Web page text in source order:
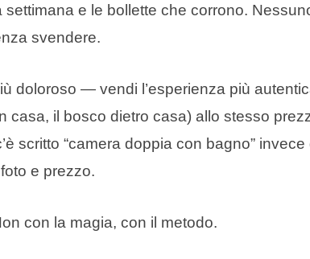
e le bollette che corrono.
svendere.
doloroso — vendi l’esperienza più
casa, il bosco dietro casa) allo stesso
scritto “camera doppia con bagno”
e prezzo.
con la magia, con il metodo.